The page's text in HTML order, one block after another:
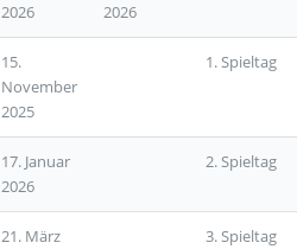
2026
2026
15.
November
2025
1. Spieltag
17. Januar
2026
2. Spieltag
21. März
3. Spieltag